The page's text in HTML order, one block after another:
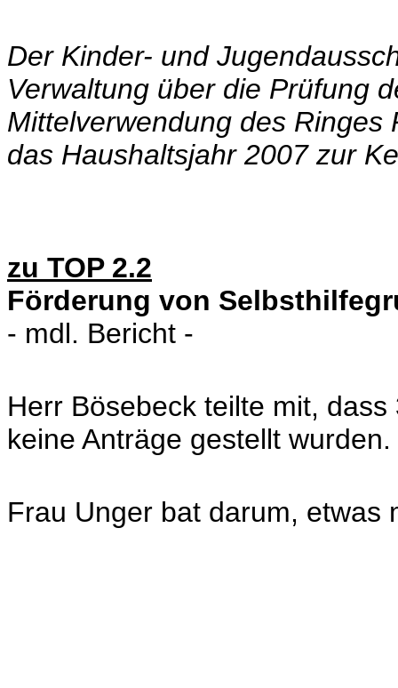
Der Kinder- und
Verwaltung über die Prüfung
Mittelverwendung des
das Haushaltsjahr 2007 zur
zu TOP 2.2
Förderung von
- mdl. Bericht -
Herr Bösebeck teilte mit,
keine Anträge gestellt wurden.
Frau Unger bat darum, etwas